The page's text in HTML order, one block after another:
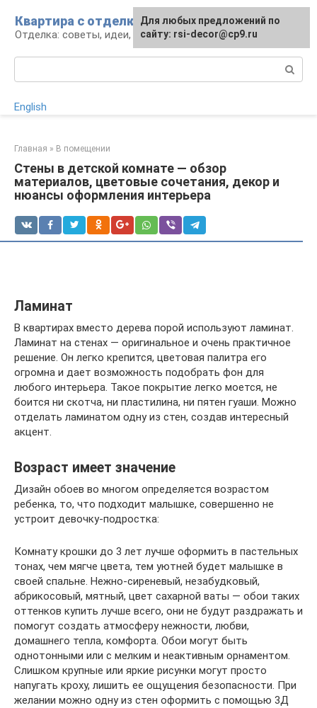
контенту
Квартира с отделкой
Отделка: советы, идеи, материалы
English
Главная » В помещении
Стены в детской комнате — обзор
материалов, цветовые сочетания, декор и
нюансы оформления интерьера
Ламинат
В квартирах вместо дерева порой используют ламинат.
Ламинат на стенах — оригинальное и очень практичное
решение. Он легко крепится, цветовая палитра его
огромна и дает возможность подобрать фон для
любого интерьера. Такое покрытие легко моется, не
боится ни скотча, ни пластилина, ни пятен гуаши. Можно
отделать ламинатом одну из стен, создав интересный
акцент.
Возраст имеет значение
Дизайн обоев во многом определяется возрастом
ребенка, то, что подходит малышке, совершенно не
устроит девочку-подростка:
Комнату крошки до 3 лет лучше оформить в пастельных
тонах, чем мягче цвета, тем уютней будет малышке в
своей спальне. Нежно-сиреневый, незабудковый,
абрикосовый, мятный, цвет сахарной ваты — обои таких
оттенков купить лучше всего, они не будут раздражать и
помогут создать атмосферу нежности, любви,
домашнего тепла, комфорта. Обои могут быть
однотонными или с мелким и неактивным орнаментом.
Слишком крупные или яркие рисунки могут просто
напугать кроху, лишить ее ощущения безопасности. При
желании можно одну из стен оформить с помощью 3Д
Для любых предложений по
сайту: rsi-decor@cp9.ru
Для любых предложений по
сайту: rsi-decor@cp9.ru